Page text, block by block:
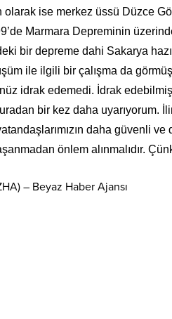
olarak ise merkez üssü Düzce
Marmara Depreminin
bir depreme dahi Sakarya
ile ilgili bir çalışma da
idrak edemedi. İdrak edebilmiş
bir kez daha uyarıyorum.
daha güvenli
önlem alınmalıdır.
– Beyaz Haber Ajansı